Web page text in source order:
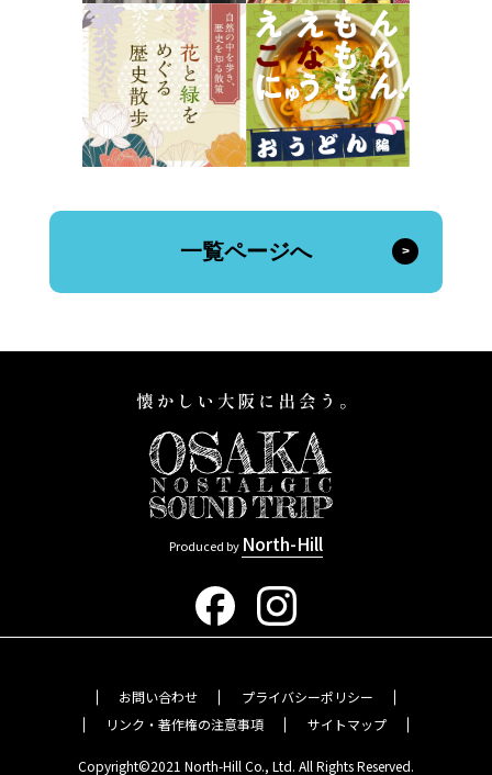
一覧ページへ
Produced by North-Hill
お問い合わせ
プライバシーポリシー
リンク・著作権の注意事項
サイトマップ
Copyright©2021 North-Hill Co., Ltd. All Rights Reserved.